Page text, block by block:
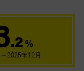
.2 ％
2025年12月